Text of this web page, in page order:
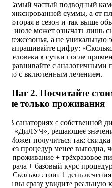
Самый частый подводный
фиксированной суммы, а от
которая в сезон и так выше
в июле может означать лишь
межсезонья, а не уникальную
запрашивайте цифру:
человека в сутки после
сравнивайте с аналогичными
но с включённым лечением.
Шаг 2. Посчитайте
не только проживания
В санаториях с собственной
в «ДиЛУЧ», решающее
Может получиться так:
без процедур менее выгодна,
«проживание + трёхразовое
врача + базовый курс
«Сколько стоит 1 день
и вы сразу увидите реальную